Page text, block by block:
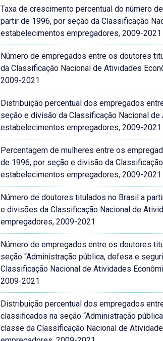
Taxa de crescimento percentual do número
partir de 1996, por seção da Classificação
estabelecimentos empregadores, 2009-2021
Número de empregados entre os doutores
da Classificação Nacional de Atividades
2009-2021
Distribuição percentual dos empregados
seção e divisão da Classificação Nacional
estabelecimentos empregadores, 2009-2021
Percentagem de mulheres entre os
de 1996, por seção e divisão da
estabelecimentos empregadores, 2009-2021
Número de doutores titulados no Brasil a
e divisões da Classificação Nacional de
empregadores, 2009-2021
Número de empregados entre os doutores
seção “Administração pública, defesa e
Classificação Nacional de Atividades
2009-2021
Distribuição percentual dos empregados
classiﬁcados na seção “Administração
classe da Classificação Nacional de